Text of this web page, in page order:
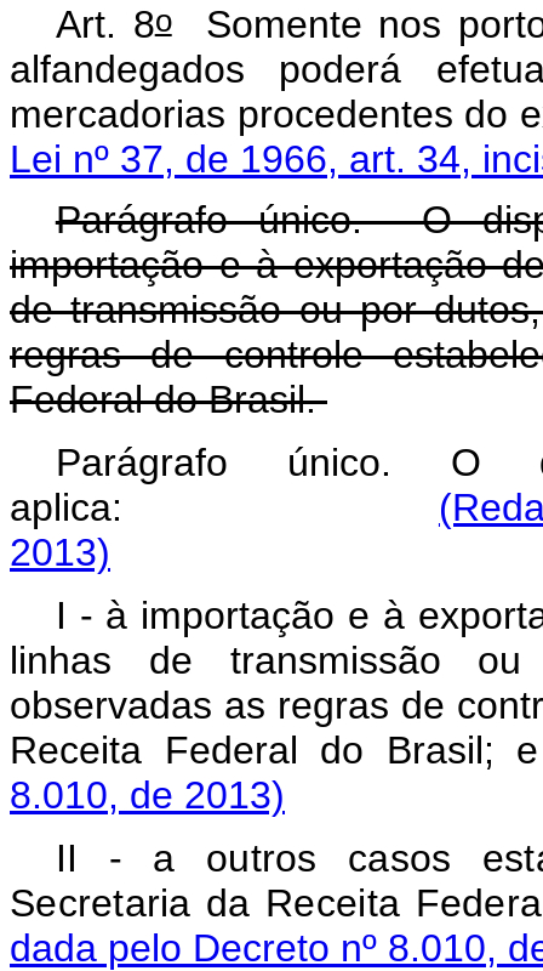
Art. 8oSomente nos
alfandegados poderá
mercadorias procedentes do
Lei nº 37, de 1966, art. 34,
Parágrafo único. O
importação e à exportação
de transmissão ou por
regras de controle
Federal do Brasil.
Parágrafo único.
aplica:
2013)
I - à importação e à
linhas de transmissão
observadas as regras de
Receita Federal do
8.010, de 2013)
II - a outros casos
Secretaria da
dada pelo Decreto nº 8.010,